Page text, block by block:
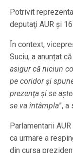
Potrivit
deputaţi AUR şi
În context,
Suciu, a anunțat
asigur că niciun
pe coridor şi
prezenţa şi se
se va întâmpla”, a
Parlamentarii
ca urmare a
din cursa